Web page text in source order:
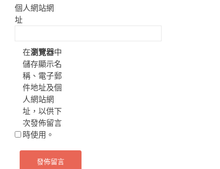
個人網站網
址
在瀏覽器中
儲存顯示名
稱、電子郵
件地址及個
人網站網
址，以供下
次發佈留言
時使用。